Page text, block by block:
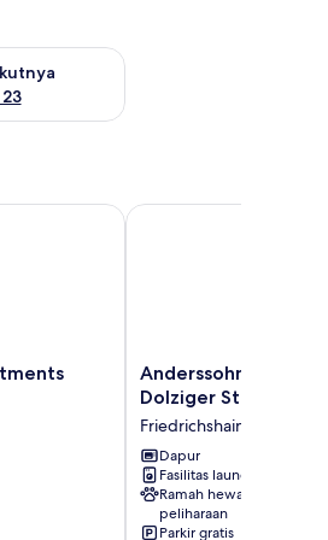
akhir pekan berikutnya Agu 21 -
Anderssohn
Apartments
Dolziger
Straße
Friedrichshain
Anderssohn
Dolziger Straße
Friedrichshain
Dapur
Fasilitas laundry
Ramah hewan
peliharaan
Parkir gratis
Anderssohn